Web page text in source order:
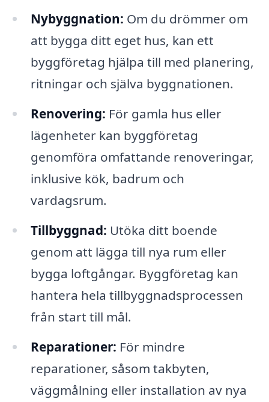
Nybyggnation: Om du drömmer om
att bygga ditt eget hus, kan ett
byggföretag hjälpa till med planering,
ritningar och själva byggnationen.
Renovering: För gamla hus eller
lägenheter kan byggföretag
genomföra omfattande renoveringar,
inklusive kök, badrum och
vardagsrum.
Tillbyggnad: Utöka ditt boende
genom att lägga till nya rum eller
bygga loftgångar. Byggföretag kan
hantera hela tillbyggnadsprocessen
från start till mål.
Reparationer: För mindre
reparationer, såsom takbyten,
väggmålning eller installation av nya